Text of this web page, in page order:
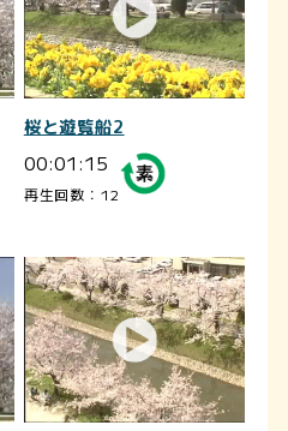
桜と遊覧船2
00:01:15
再生回数：12